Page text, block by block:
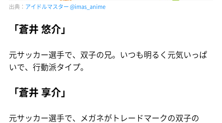
出典： アイドルマスター @imas_anime
「蒼井 悠介」
元サッカー選手で、双子の兄。いつも明るく元気いっぱ
いで、行動派タイプ。
「蒼井 享介」
元サッカー選手で、メガネがトレードマークの双子の